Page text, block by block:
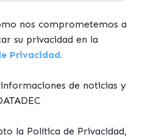
nos comprometemos a
su privacidad en la
Privacidad.
de noticias y
la Política de Privacidad,